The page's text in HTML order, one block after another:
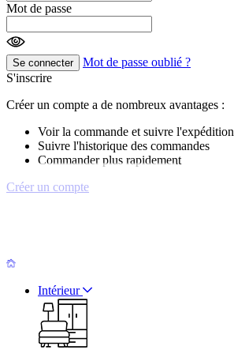
Mot de passe
Se connecter
Mot de passe oublié ?
S'inscrire
Créer un compte a de nombreux avantages :
Voir la commande et suivre l'expédition
Suivre l'historique des commandes
Commander plus rapidement
Créer un compte
Intérieur